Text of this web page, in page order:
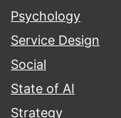
Psychology
Service Design
Social
State of AI
Strategy